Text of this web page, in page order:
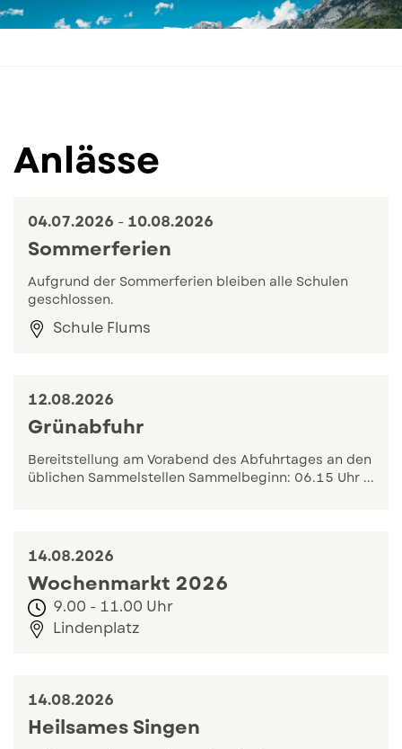
Anlässe
04.07.2026 - 10.08.2026
Sommerferien
Aufgrund der Sommerferien bleiben alle Schulen
geschlossen.
Schule Flums
12.08.2026
Grünabfuhr
Bereitstellung am Vorabend des Abfuhrtages an den
üblichen Sammelstellen Sammelbeginn: 06.15 Uhr ...
14.08.2026
Wochenmarkt 2026
9.00 - 11.00 Uhr
Lindenplatz
14.08.2026
Heilsames Singen